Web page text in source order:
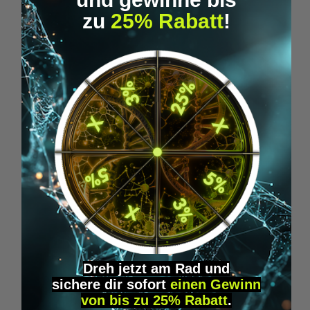
Was mache ich, wenn ich zum
Zeitpunkt der Zustellung nicht
anzutreffen bin?
Ist eine Abholung möglich oder wird
nur geliefert?
Ist der Versand an eine Packstation/
Postfiliale möglich?
Rücksendung
Wie retourniere ich richtig?
zu 25% Rabatt!
Dreh jetzt am Rad und
sichere dir sofort einen Gewinn
von bis zu 25% Rabatt.